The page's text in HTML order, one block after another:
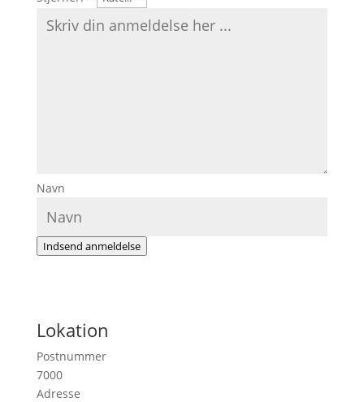
Navn
Indsend anmeldelse
Lokation
Postnummer
7000
Adresse